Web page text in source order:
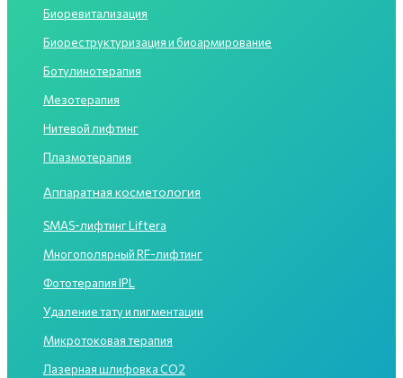
Биоревитализация
Биореструктуризация и биоармирование
Ботулинотерапия
Мезотерапия
Нитевой лифтинг
Плазмотерапия
Аппаратная косметология
SMAS-лифтинг Liftera
Многополярный RF-лифтинг
Фототерапия IPL
Удаление тату и пигментации
Микротоковая терапия
Лазерная шлифовка CO2